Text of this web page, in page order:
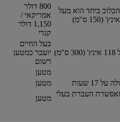
ביחד הוא מעל
32 ק"ג והגודל הוא בין 59 אינץ' (150 ס"מ)
800 דולר
אמריקאי /
1,150 דולר
קנדי
בעל החיים
יועבר כמטען
רשום
מטען
שעות
מטען
העברת בעלי
מטען